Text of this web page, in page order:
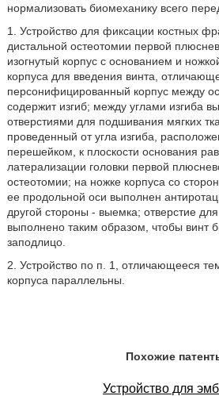
нормализовать биомеханику всего
1. Устройство для фиксации костных
дистальной остеотомии первой
изогнутый корпус с основанием и
корпуса для введения винта,
персонифицированный корпус между
содержит изгиб; между углами изгиба
отверстиями для подшивания мягких
проведенный от угла изгиба,
перешейком, к плоскости основания
латерализации головки первой
остеотомии; на ножке корпуса со
ее продольной оси выполнен
другой стороны - выемка; отверстие
выполнено таким образом, чтобы винт
заподлицо.
2. Устройство по п. 1, отличающееся
корпуса параллельны.
Похожие
Устройство для